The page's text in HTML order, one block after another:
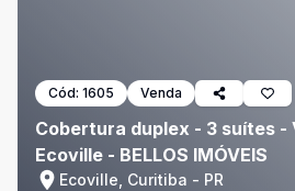
Cód: 1605 Venda
Cobertura duplex - 3 suítes -
Ecoville - BELLOS IMÓVEIS
Ecoville, Curitiba - PR